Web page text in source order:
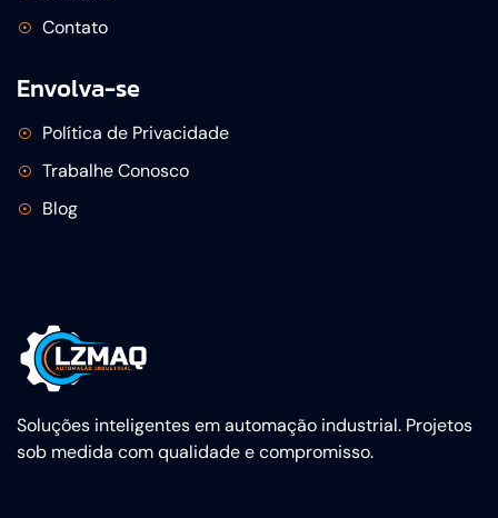
Soluções inteligentes em automação industrial. Projetos
sob medida com qualidade e compromisso.
Contato
Envolva-se
Política de Privacidade
Trabalhe Conosco
Blog